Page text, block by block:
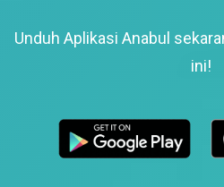
Unduh Aplikasi Anabul
ini!